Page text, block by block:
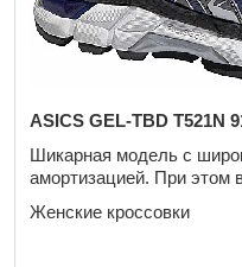
ASICS GEL-TBD T521N
Шикарная модель с
амортизацией. При этом
Женские кроссовки